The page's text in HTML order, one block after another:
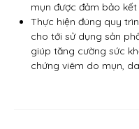
mụn được đảm bảo
Thực hiện đúng quy
cho tới sử dụng sản
giúp tăng cường sức
chứng viêm do mụn,